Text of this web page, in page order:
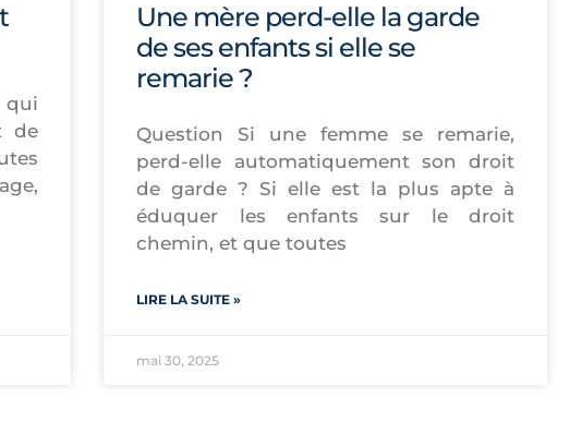
de
Une mère perd-elle la garde
de ses enfants si elle se
remarie ?
Question Si une femme se remarie,
perd-elle automatiquement son droit
de garde ? Si elle est la plus apte à
éduquer les enfants sur le droit
chemin, et que toutes
LIRE LA SUITE »
mai 30, 2025